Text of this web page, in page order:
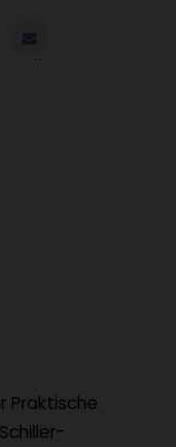
Mailen
Praktische